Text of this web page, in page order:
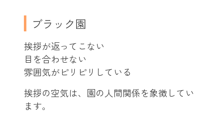
ブラック園
挨拶が返ってこない
目を合わせない
雰囲気がピリピリしている
挨拶の空気は、園の人間関係を象徴してい
ます。